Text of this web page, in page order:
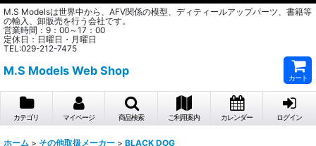
M.S Modelsは世界中から、AFV関係の模型、ディティールアップパーツ、書籍等
の輸入、卸販売を行う会社です。
営業時間：9：00～17：00
定休日：日曜日・月曜日
TEL:029-212-7475
M.S Models Web Shop
カート
カテゴリ マイページ 商品検索 ご利用案内 カレンダー ログイン
ホーム > その他取扱メーカー > BLACK DOG